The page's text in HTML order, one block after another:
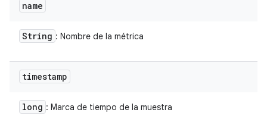
name
String : Nombre de la métrica
timestamp
long : Marca de tiempo de la muestra